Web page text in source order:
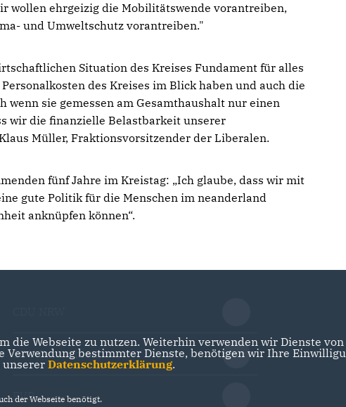
wollen ehrgeizig die Mobilitätswende vorantreiben,
und Umweltschutz vorantreiben."
Situation des Kreises Fundament für alles
des Kreises im Blick haben und auch die
sie gemessen am Gesamthaushalt nur einen
wir die finanzielle Belastbarkeit unserer
Müller, Fraktionsvorsitzender der Liberalen.
fünf Jahre im Kreistag: „Ich glaube, dass wir mit
gute Politik für die Menschen im neanderland
anknüpfen können“.
CDU Deutschlands
EVP
die Webseite zu nutzen. Weiterhin verwenden wir Dienste
Verwendung bestimmter Dienste, benötigen wir Ihre
unserer Datenschutzerklärung.
der Webseite benötigt.